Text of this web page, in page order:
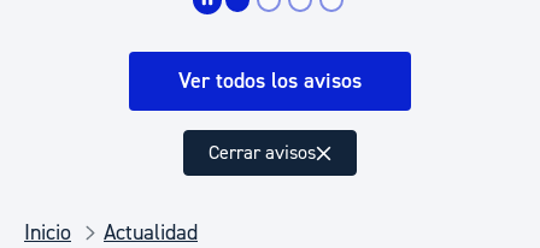
Ver todos los avisos
Cerrar avisos
Inicio
Actualidad